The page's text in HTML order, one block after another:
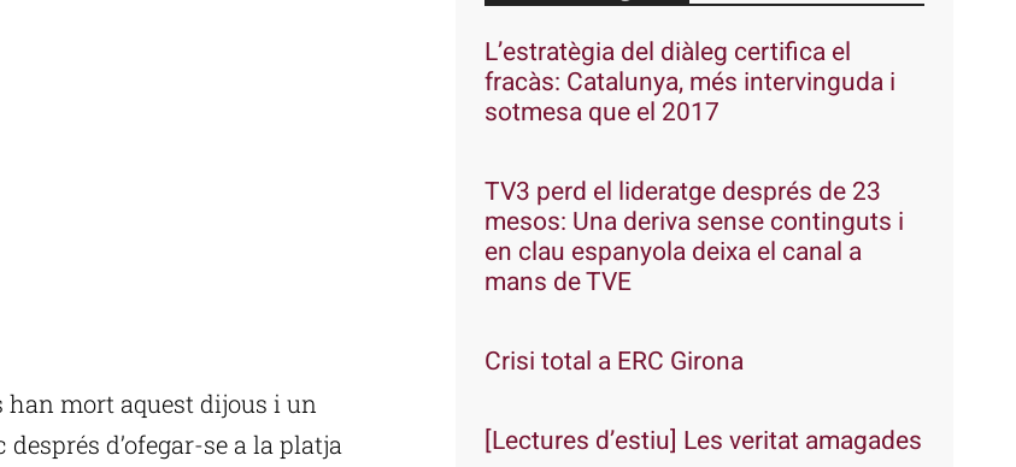
han mort aquest dijous i un
d’ofegar-se a la platja
L’estratègia del diàleg certifica el
fracàs: Catalunya, més intervinguda i
sotmesa que el 2017
TV3 perd el lideratge després de 23
mesos: Una deriva sense continguts i
en clau espanyola deixa el canal a
mans de TVE
Crisi total a ERC Girona
[Lectures d’estiu] Les veritat amagades